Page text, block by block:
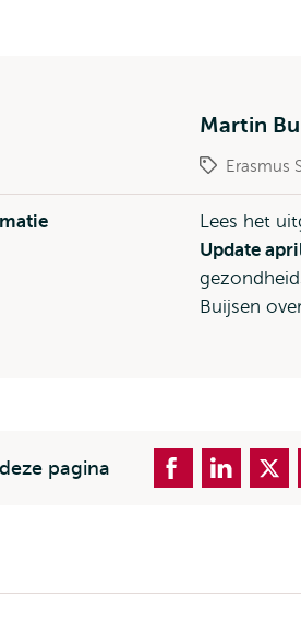
Martin
Erasmus
Lees het
Update
Buijsen
pagina